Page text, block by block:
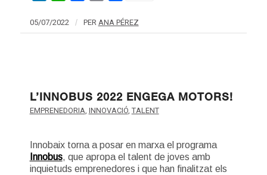
05/07/2022 / PER ANA PÉREZ
L’INNOBUS 2022 ENGEGA MOTORS!
EMPRENEDORIA INNOVACIÓ, TALENT
Innobaix torna a posar en marxa el programa
Innobus, que apropa el talent de joves amb
inquietuds emprenedores i que han finalitzat els